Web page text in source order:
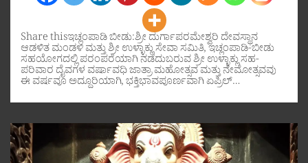
Share thisಇಚ್ಲಂಪಾಡಿ ಬೀಡು:ಶ್ರೀ ದುರ್ಗಾಪರಮೇಶ್ವರಿ ದೇವಸ್ಥಾನ
ಆಡಳಿತ ಮಂಡಳಿ ಮತ್ತು ಶ್ರೀ ಉಳ್ಳಾಕ್ಲು ಸೇವಾ ಸಮಿತಿ, ಇಚ್ಲಂಪಾಡಿ-ಬೀಡು
ಸಹಯೋಗದಲ್ಲಿ ಪರಂಪರೆಯಾಗಿ ನಡೆದುಬರುವ ಶ್ರೀ ಉಳ್ಳಾಕ್ಲು ಸಹ-
ಪರಿವಾರ ದೈವಗಳ ವರ್ಷಾವಧಿ ಜಾತ್ರಾ ಮಹೋತ್ಸವ ಮತ್ತು ನೇಮೋತ್ಸವವು
ಈ ವರ್ಷವೂ ಅದ್ದೂರಿಯಾಗಿ, ಭಕ್ತಿಭಾವಪೂರ್ಣವಾಗಿ ಏಪ್ರಿಲ್…